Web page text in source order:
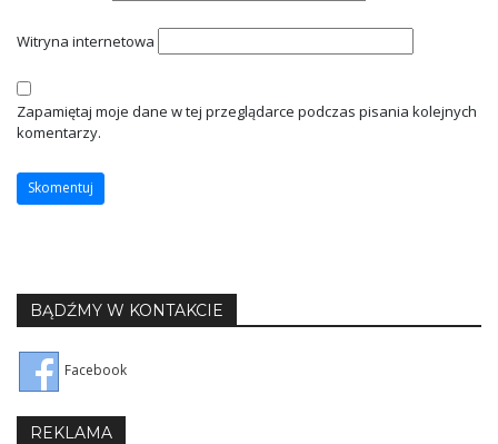
Witryna internetowa
Zapamiętaj moje dane w tej przeglądarce podczas pisania kolejnych
komentarzy.
BĄDŹMY W KONTAKCIE
Facebook
REKLAMA